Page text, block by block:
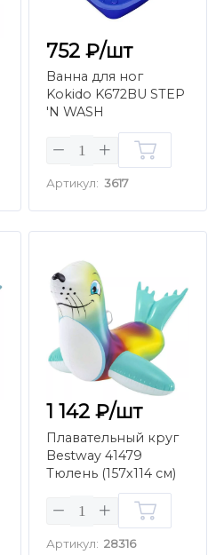
752 ₽/шт
Ванна для ног
Kokido K672BU STEP
'N WASH
Артикул: 3617
1 142 ₽/шт
Плавательный круг
Bestway 41479
Тюлень (157х114 см)
Артикул: 28316